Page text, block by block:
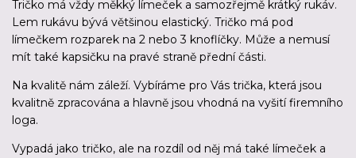
Tričko má vždy měkký límeček a samozřejmě krátký rukáv.
Lem rukávu bývá většinou elastický. Tričko má pod
límečkem rozparek na 2 nebo 3 knoflíčky. Může a nemusí
mít také kapsičku na pravé straně přední části.
Na kvalitě nám záleží. Vybíráme pro Vás trička, která jsou
kvalitně zpracována a hlavně jsou vhodná na vyšití firemního
loga.
Vypadá jako tričko, ale na rozdíl od něj má také límeček a